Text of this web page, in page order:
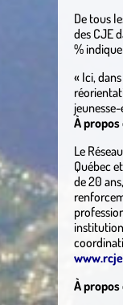
De tous
des CJE
%
« Ici,
À
Le
Québec
de 20
À